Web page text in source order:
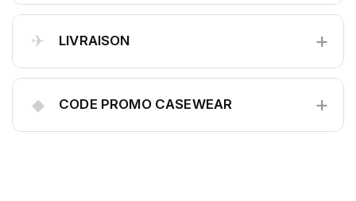
✈ LIVRAISON +
◆ CODE PROMO CASEWEAR +